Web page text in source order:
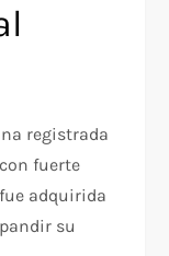
registrada
fuerte
adquirida
su